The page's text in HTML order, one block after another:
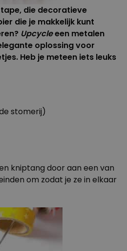
die decoratieve
die je makkelijk kunt
Upcycleeen metalen
oplossing voor
Heb je meteen iets leuks
stomerij)
kniptang door aan een van
om zodat je ze in elkaar